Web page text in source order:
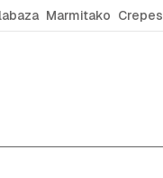
Marmitako Crepes